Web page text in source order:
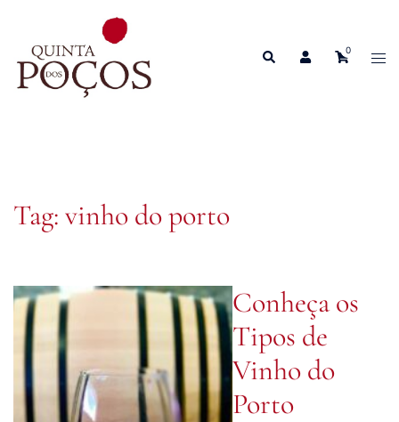
content
Search 0
Tag: vinho do porto
Conheça os
Tipos de
Vinho do
Porto